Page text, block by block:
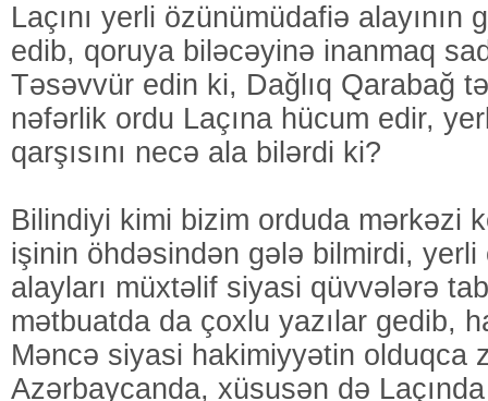
Laçını yerli özünümüdafiə alayının
edib, qoruya biləcəyinə inanmaq
Təsəvvür edin ki, Dağlıq Qarabağ
nəfərlik ordu Laçına hücum edir,
qarşısını necə ala bilərdi ki?
Bilindiyi kimi bizim orduda mərkəzi
işinin öhdəsindən gələ bilmirdi, yerli
alayları müxtəlif siyasi qüvvələrə
mətbuatda da çoxlu yazılar gedib,
Məncə siyasi hakimiyyətin olduqca
Azərbaycanda, xüsusən də